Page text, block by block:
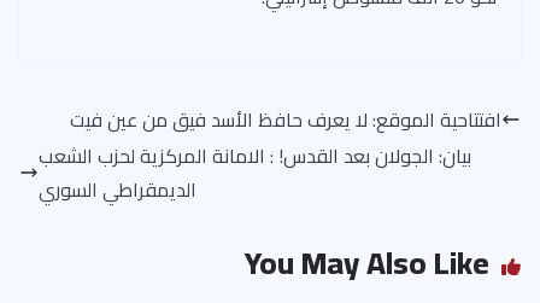
افتتاحية الموقع: لا يعرف حافظ الأسد فيق من عين فيت
بيان: الجولان بعد القدس! : الامانة المركزية لحزب الشعب
الديمقراطي السوري
You May Also Like